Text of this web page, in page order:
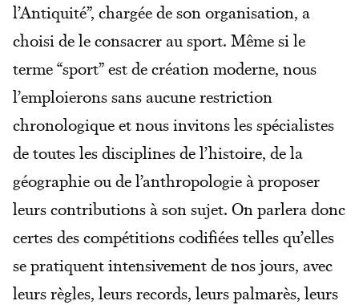
l’Antiquité”, chargée de son organisation, a
choisi de le consacrer au sport. Même si le
terme “sport” est de création moderne, nous
l’emploierons sans aucune restriction
chronologique et nous invitons les spécialistes
de toutes les disciplines de l’histoire, de la
géographie ou de l’anthropologie à proposer
leurs contributions à son sujet. On parlera donc
certes des compétitions codifiées telles qu’elles
se pratiquent intensivement de nos jours, avec
leurs règles, leurs records, leurs palmarès, leurs